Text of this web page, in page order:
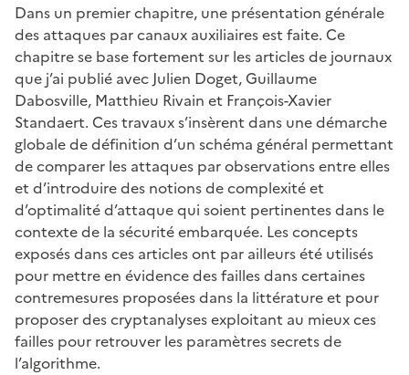
Dans un premier chapitre, une présentation générale
des attaques par canaux auxiliaires est faite. Ce
chapitre se base fortement sur les articles de journaux
que j’ai publié avec Julien Doget, Guillaume
Dabosville, Matthieu Rivain et François-Xavier
Standaert. Ces travaux s’insèrent dans une démarche
globale de définition d’un schéma général permettant
de comparer les attaques par observations entre elles
et d’introduire des notions de complexité et
d’optimalité d’attaque qui soient pertinentes dans le
contexte de la sécurité embarquée. Les concepts
exposés dans ces articles ont par ailleurs été utilisés
pour mettre en évidence des failles dans certaines
contremesures proposées dans la littérature et pour
proposer des cryptanalyses exploitant au mieux ces
failles pour retrouver les paramètres secrets de
l’algorithme.